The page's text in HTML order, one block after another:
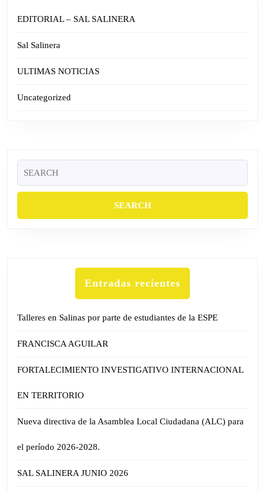
EDITORIAL – SAL SALINERA
Sal Salinera
ULTIMAS NOTICIAS
Uncategorized
for:
Entradas recientes
Talleres en Salinas por parte de estudiantes de la ESPE
FRANCISCA AGUILAR
FORTALECIMIENTO INVESTIGATIVO INTERNACIONAL
EN TERRITORIO
Nueva directiva de la Asamblea Local Ciudadana (ALC) para
el período 2026-2028.
SAL SALINERA JUNIO 2026